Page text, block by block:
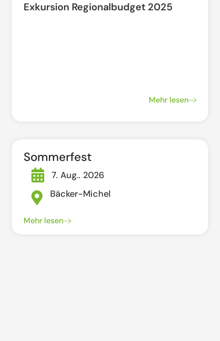
Exkursion Regionalbudget 2025
Mehr lesen
Sommerfest
7. Aug.. 2026
Bäcker-Michel
Mehr lesen